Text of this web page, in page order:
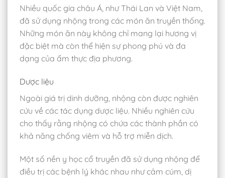
Nhiều quốc gia châu Á, như Thái Lan và Việt Nam,
đã sử dụng nhộng trong các món ăn truyền thống.
Những món ăn này không chỉ mang lại hương vị
đặc biệt mà còn thể hiện sự phong phú và đa
dạng của ẩm thực địa phương.
Dược liệu
Ngoài giá trị dinh dưỡng, nhộng còn được nghiên
cứu về các tác dụng dược liệu. Nhiều nghiên cứu
cho thấy rằng nhộng có chứa các thành phần có
khả năng chống viêm và hỗ trợ miễn dịch.
Một số nền y học cổ truyền đã sử dụng nhộng để
điều trị các bệnh lý khác nhau như cảm cúm, dị